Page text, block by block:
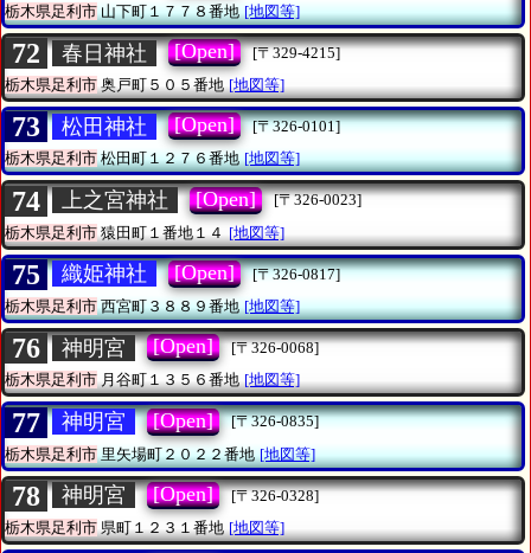
栃木県足利市山下町１７７８番地 [地図等]
72 春日神社 [Open]
[〒329-4215]
栃木県足利市奥戸町５０５番地 [地図等]
73 松田神社 [Open]
[〒326-0101]
栃木県足利市松田町１２７６番地 [地図等]
74 上之宮神社 [Open]
[〒326-0023]
栃木県足利市 猿田町１番地１４ [地図等]
75 織姫神社 [Open]
[〒326-0817]
栃木県足利市西宮町３８８９番地 [地図等]
76 神明宮 [Open]
[〒326-0068]
栃木県足利市月谷町１３５６番地 [地図等]
77 神明宮 [Open]
[〒326-0835]
栃木県足利市里矢場町２０２２番地 [地図等]
78 神明宮 [Open]
[〒326-0328]
栃木県足利市 県町１２３１番地 [地図等]